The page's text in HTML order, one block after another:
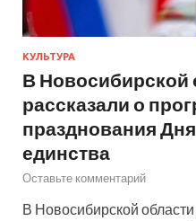
КУЛЬТУРА
В Новосибирской
рассказали о
празднования
единства
Оставьте комментарий
В Новосибирской